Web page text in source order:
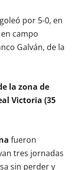
por 5-0, en
campo
Galván, de la
la zona de
Victoria (35
fueron
tres jornadas
sin perder y